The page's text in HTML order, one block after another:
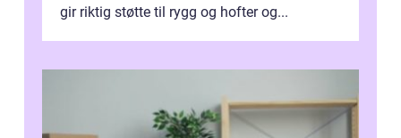
gir riktig støtte til rygg og hofter og...